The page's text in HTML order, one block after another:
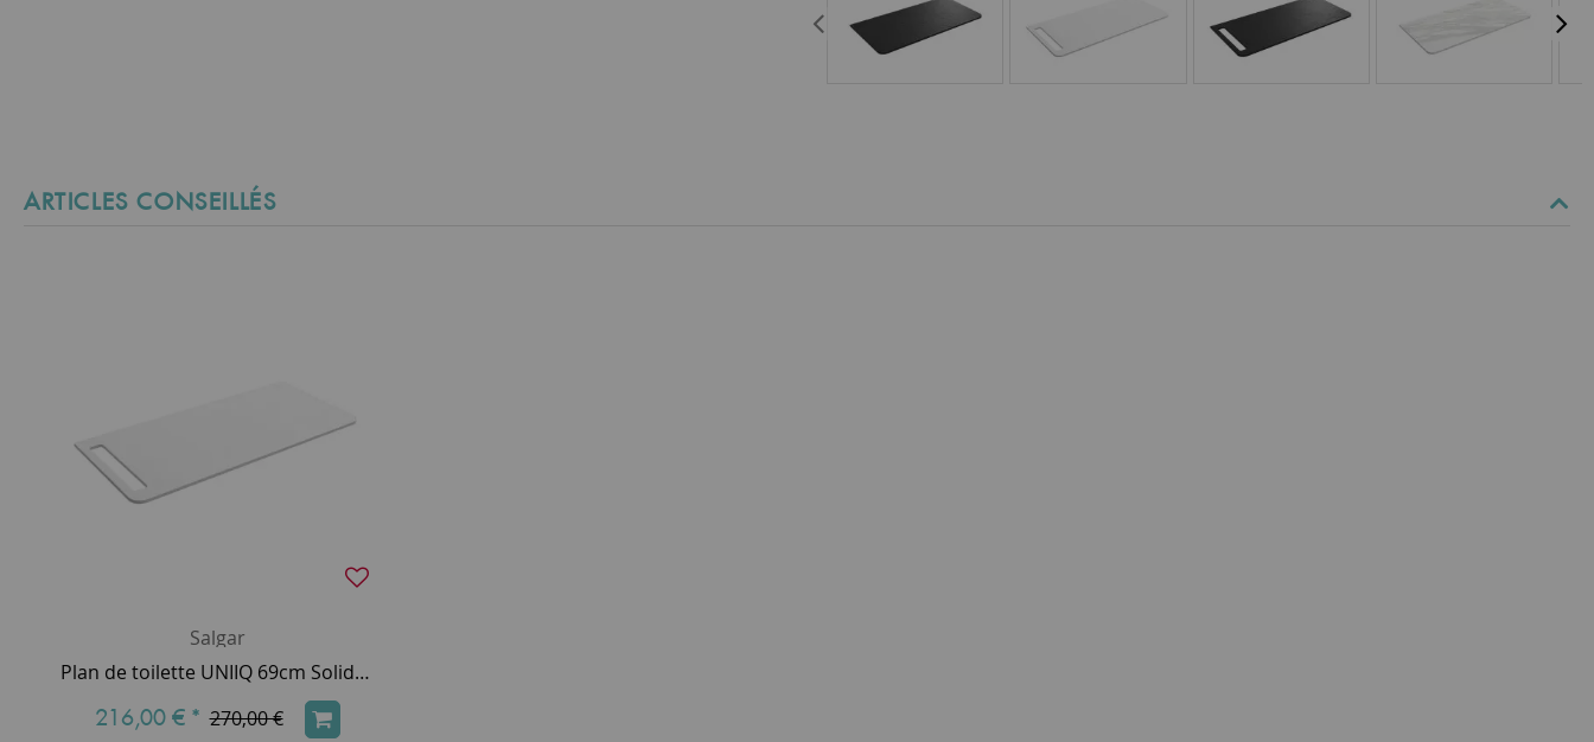
ARTICLES CONSEILLÉS
Salgar
Plan de toilette UNIIQ 69cm Solidsurface blanc mat avec porte-serviettes (gauche ou droite) - SALGAR 96779
216,00 € * 270,00 €